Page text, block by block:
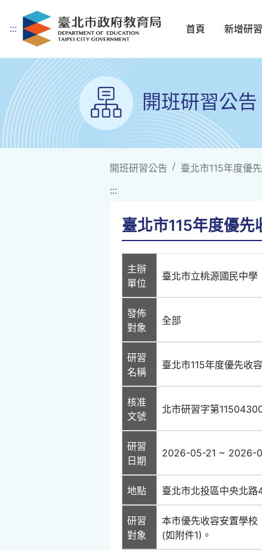
跳到主要內容
::: 首頁 新增研
開班研習公告
開班研習公告
臺北市115年度優
:::
臺北市115年度優
主辦
單位
臺北市立桃源國民中學
發佈
對象
全部
研習
名稱
臺北市115年度優先收
核准
文號
北市研習字第
研習
日期
2026-05-21 ~ 2026-
地點 臺北市北投區中央北
研習
對象
本市優先收容安置學
(如附件1)。